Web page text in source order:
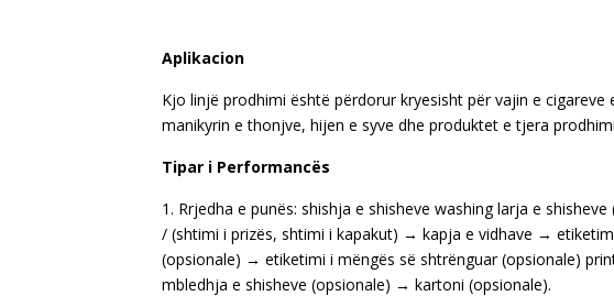
Aplikacion
Kjo linjë prodhimi është përdorur kryesisht për vajin e cigareve
manikyrin e thonjve, hijen e syve dhe produktet e tjera
Tipar i Performancës
1. Rrjedha e punës: shishja e shisheve washing larja e
/ (shtimi i prizës, shtimi i kapakut) → kapja e vidhave →
(opsionale) → etiketimi i mëngës së shtrënguar (opsionale)
mbledhja e shisheve (opsionale) → kartoni (opsionale).